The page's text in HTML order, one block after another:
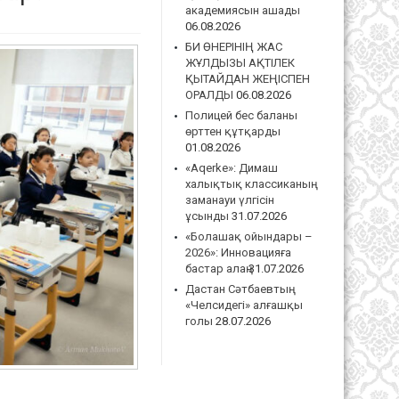
академиясын ашады
06.08.2026
БИ ӨНЕРІНІҢ ЖАС
ЖҰЛДЫЗЫ АҚТІЛЕК
ҚЫТАЙДАН ЖЕҢІСПЕН
ОРАЛДЫ 06.08.2026
Полицей бес баланы
өрттен құтқарды
01.08.2026
«Aqerke»: Димаш
халықтық классиканың
заманауи үлгісін
ұсынды 31.07.2026
«Болашақ ойындары –
2026»: Инновацияға
бастар алаң 31.07.2026
Дастан Сәтбаевтың
«Челсидегі» алғашқы
голы 28.07.2026